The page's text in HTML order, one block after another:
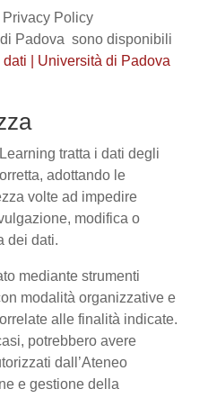
Policy
Padova sono disponibili
| Università di Padova
tratta i dati degli
adottando le
volte ad impedire
modifica o
dei dati.
mediante strumenti
modalità organizzative e
alle finalità indicate.
potrebbero avere
dall’Ateneo
e gestione della